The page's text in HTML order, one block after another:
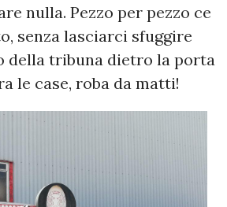
nulla. Pezzo per pezzo ce
senza lasciarci sfuggire
della tribuna dietro la porta
le case, roba da matti!